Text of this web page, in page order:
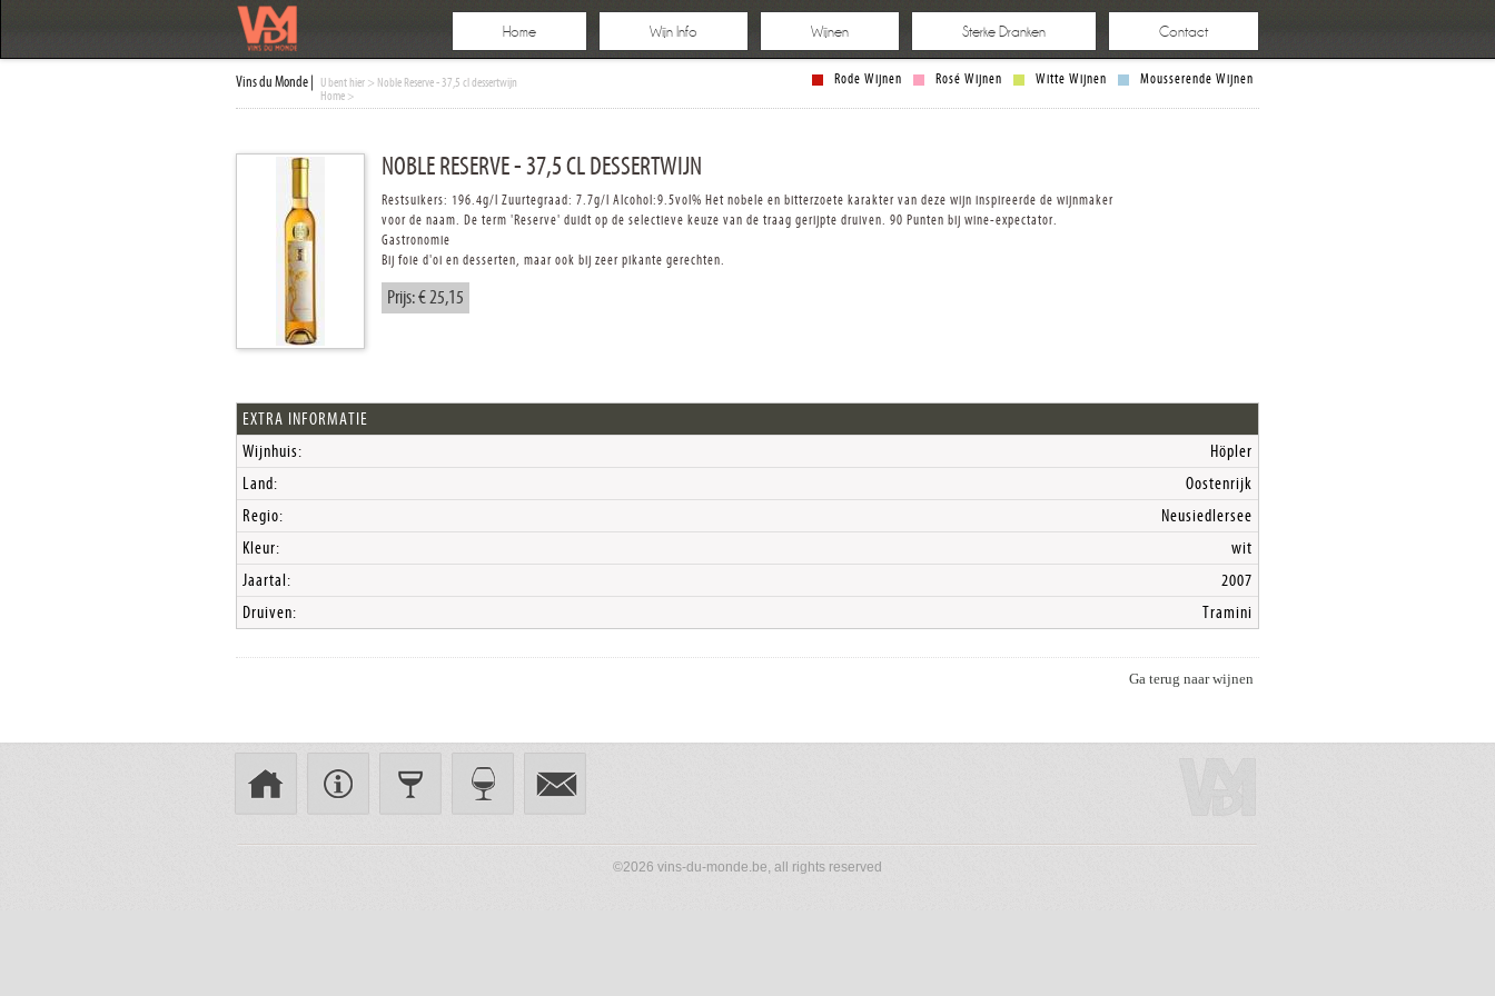
Home Wijn Info Wijnen Sterke Dranken Contact
Vins du Monde |
U bent hier
Home >
> Noble Reserve - 37,5 cl dessertwijn Rode Wijnen Rosé Wijnen Witte Wijnen Mousserende Wijnen
NOBLE RESERVE - 37,5 CL DESSERTWIJN
Restsuikers: 196.4g/l Zuurtegraad: 7.7g/l Alcohol:9.5vol% Het nobele en bitterzoete karakter van deze wijn inspireerde de wijnmaker
voor de naam. De term 'Reserve' duidt op de selectieve keuze van de traag gerijpte druiven. 90 Punten bij wine-expectator.
Gastronomie
Bij foie d'oi en desserten, maar ook bij zeer pikante gerechten.
Prijs: € 25,15
EXTRA INFORMATIE
Wijnhuis:
Höpler
Land:
Oostenrijk
Regio:
Neusiedlersee
Kleur:
wit
Jaartal:
2007
Druiven:
Tramini
Ga terug naar wijnen
©2026 vins-du-monde.be, all rights reserved